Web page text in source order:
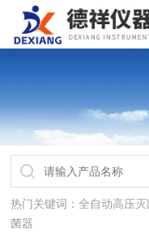
热门关键词：全自动高压
菌器